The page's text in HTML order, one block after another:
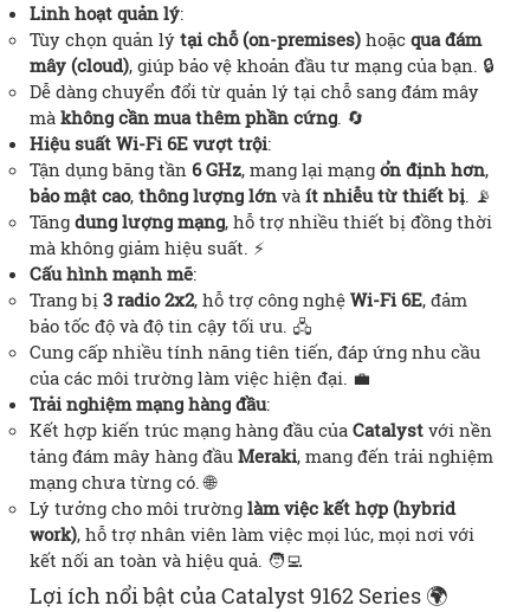
Linh hoạt quản lý:
Tùy chọn quản lý tại chỗ (on-premises) hoặc qua đám
mây (cloud), giúp bảo vệ khoản đầu tư mạng của bạn. 🔒
Dễ dàng chuyển đổi từ quản lý tại chỗ sang đám mây
mà không cần mua thêm phần cứng. 🔄
Hiệu suất Wi-Fi 6E vượt trội:
Tận dụng băng tần 6 GHz, mang lại mạng ổn định hơn,
bảo mật cao, thông lượng lớn và ít nhiễu từ thiết bị. 📡
Tăng dung lượng mạng, hỗ trợ nhiều thiết bị đồng thời
mà không giảm hiệu suất. ⚡
Cấu hình mạnh mẽ:
Trang bị 3 radio 2x2, hỗ trợ công nghệ Wi-Fi 6E, đảm
bảo tốc độ và độ tin cậy tối ưu. 🖧
Cung cấp nhiều tính năng tiên tiến, đáp ứng nhu cầu
của các môi trường làm việc hiện đại. 💼
Trải nghiệm mạng hàng đầu:
Kết hợp kiến trúc mạng hàng đầu của Catalyst với nền
tảng đám mây hàng đầu Meraki, mang đến trải nghiệm
mạng chưa từng có. 🌐
Lý tưởng cho môi trường làm việc kết hợp (hybrid
work), hỗ trợ nhân viên làm việc mọi lúc, mọi nơi với
kết nối an toàn và hiệu quả. 🧑‍💻
Lợi ích nổi bật của Catalyst 9162 Series 🌍